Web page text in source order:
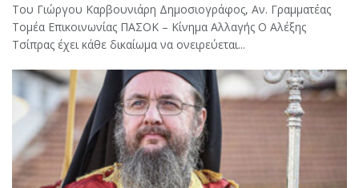
Του Γιώργου Καρβουνιάρη Δημοσιογράφος, Αν. Γραμματέας
Τομέα Επικοινωνίας ΠΑΣΟΚ – Κίνημα Αλλαγής Ο Αλέξης
Τσίπρας έχει κάθε δικαίωμα να ονειρεύεται...